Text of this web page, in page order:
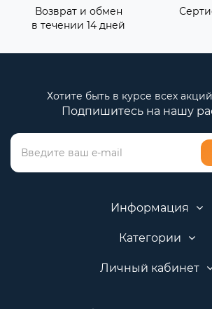
Возврат и обмен
в течении 14 дней
Хотите быть в курсе всех
Подпишитесь на нашу
Информация
Категории
Личный кабинет